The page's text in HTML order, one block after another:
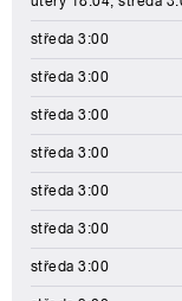
středa 3:00
středa 3:00
středa 3:00
středa 3:00
středa 3:00
středa 3:00
středa 3:00